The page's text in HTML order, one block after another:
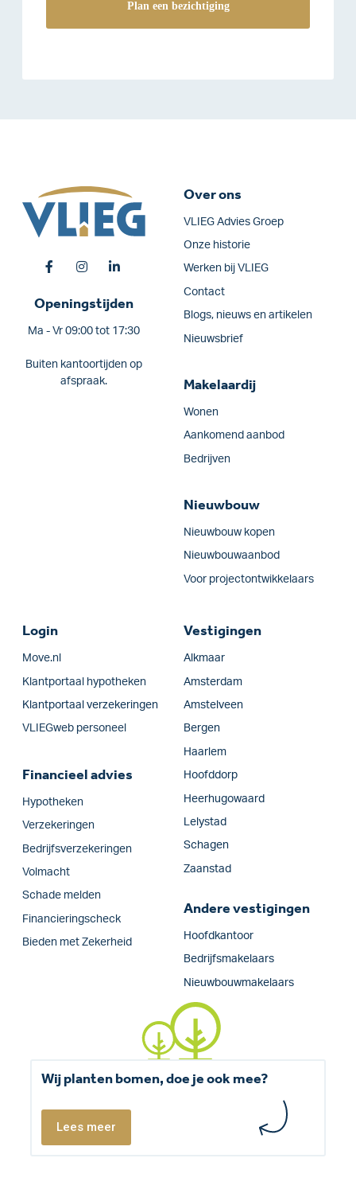
Openingstijden
Ma - Vr 09:00 tot 17:30
Buiten kantoortijden op
afspraak.
Over ons
VLIEG Advies Groep
Onze historie
Werken bij VLIEG
Contact
Blogs, nieuws en artikelen
Nieuwsbrief
Makelaardij
Wonen
Aankomend aanbod
Bedrijven
Nieuwbouw
Nieuwbouw kopen
Nieuwbouwaanbod
Voor projectontwikkelaars
Login
Move.nl
Klantportaal hypotheken
Klantportaal verzekeringen
VLIEGweb personeel
Financieel advies
Hypotheken
Verzekeringen
Bedrijfs­verzekeringen
Volmacht
Schade melden
Financieringscheck
Bieden met Zekerheid
Vestigingen
Alkmaar
Amsterdam
Amstelveen
Bergen
Haarlem
Hoofddorp
Heerhugowaard
Lelystad
Schagen
Zaanstad
Andere vestigingen
Hoofdkantoor
Bedrijfsmakelaars
Nieuwbouwmakelaars
Wij planten bomen, doe je ook mee?
Lees meer